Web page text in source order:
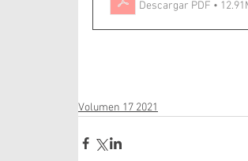
Descargar PDF •
Volumen 17 2021